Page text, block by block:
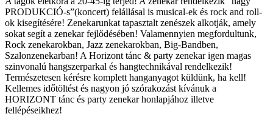
PRODUKCIÓ-s”(koncert) felállásal is musical-ek és rock and roll-
ok kisegítésére! Zenekarunkat tapasztalt zenészek alkotják, amely
sokat segít a zenekar fejlődésében! Valamennyien megfordultunk,
Rock zenekarokban, Jazz zenekarokban, Big-Bandben,
Szalonzenekarban! A Horizont tánc & party zenekar igen magas
szinvonalú hangszerparkal és hangtechnikával rendelkezik!
Természetesen kérésre komplett hanganyagot küldünk, ha kell!
Kellemes időtöltést és nagyon jó szórakozást kívánuk a
HORIZONT tánc és party zenekar honlapjához illetve
fellépéseikhez!